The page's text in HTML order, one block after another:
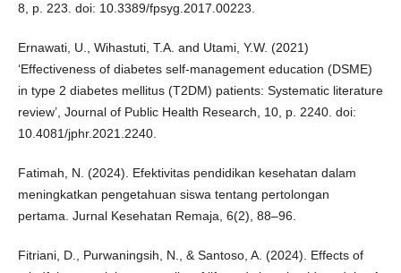
8, p. 223. doi: 10.3389/fpsyg.2017.00223.
Ernawati, U., Wihastuti, T.A. and Utami, Y.W. (2021)
‘Effectiveness of diabetes self-management education (DSME)
in type 2 diabetes mellitus (T2DM) patients: Systematic literature
review’, Journal of Public Health Research, 10, p. 2240. doi:
10.4081/jphr.2021.2240.
Fatimah, N. (2024). Efektivitas pendidikan kesehatan dalam
meningkatkan pengetahuan siswa tentang pertolongan
pertama. Jurnal Kesehatan Remaja, 6(2), 88–96.
Fitriani, D., Purwaningsih, N., & Santoso, A. (2024). Effects of